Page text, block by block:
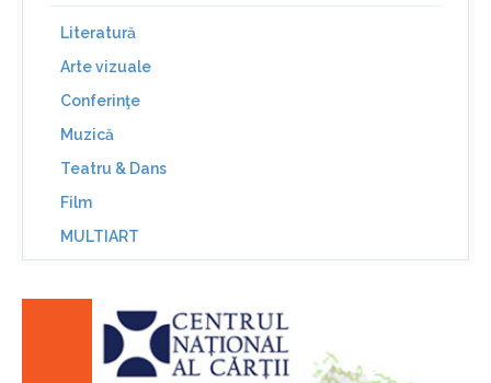
Literatură
Arte vizuale
Conferinţe
Muzică
Teatru & Dans
Film
MULTIART